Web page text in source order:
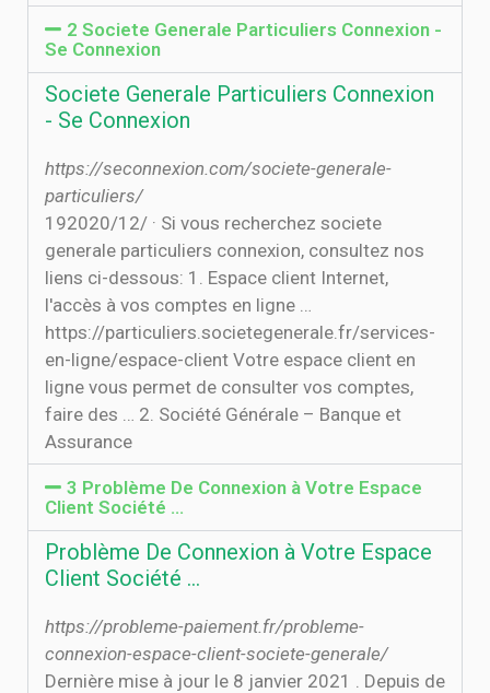
2 Societe Generale Particuliers Connexion -
Se Connexion
Societe Generale Particuliers Connexion
- Se Connexion
https://seconnexion.com/societe-generale-
particuliers/
19‏‏/12‏‏/2020 · Si vous recherchez societe
generale particuliers connexion, consultez nos
liens ci-dessous: 1. Espace client Internet,
l'accès à vos comptes en ligne …
https://particuliers.societegenerale.fr/services-
en-ligne/espace-client Votre espace client en
ligne vous permet de consulter vos comptes,
faire des … 2. Société Générale – Banque et
Assurance
3 Problème De Connexion à Votre Espace
Client Société …
Problème De Connexion à Votre Espace
Client Société …
https://probleme-paiement.fr/probleme-
connexion-espace-client-societe-generale/
Dernière mise à jour le 8 janvier 2021 . Depuis de